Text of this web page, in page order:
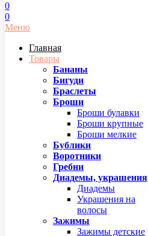
0
0
Меню
Главная
Товары
Бананы
Бигуди
Браслеты
Броши
Броши булавки
Броши крупные
Броши мелкие
Бублики
Воротники
Гребни
Диадемы, украшения
Диадемы
Украшения на
волосы
Зажимы
Зажимы детские